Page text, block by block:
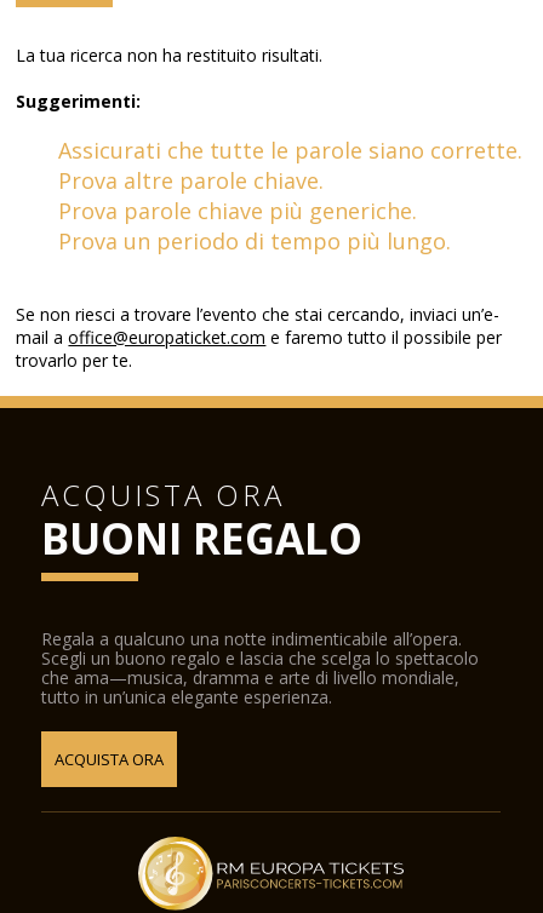
La tua ricerca non ha restituito risultati.
Suggerimenti:
Assicurati che tutte le parole siano corrette.
Prova altre parole chiave.
Prova parole chiave più generiche.
Prova un periodo di tempo più lungo.
Se non riesci a trovare l’evento che stai cercando, inviaci un’e-
mail aoffice@europaticket.com e faremo tutto il possibile per
trovarlo per te.
ACQUISTA ORA
BUONI REGALO
Regala a qualcuno una notte indimenticabile all’opera.
Scegli un buono regalo e lascia che scelga lo spettacolo
che ama—musica, dramma e arte di livello mondiale,
tutto in un’unica elegante esperienza.
ACQUISTA ORA